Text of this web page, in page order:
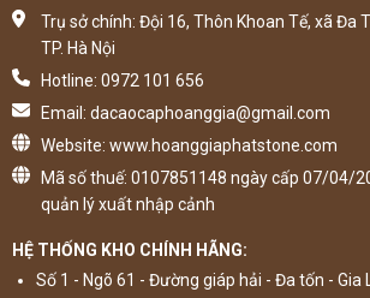
Trụ sở chính: Đội 16, Thôn Khoan Tế, xã Đa
TP. Hà Nội
Hotline: 0972 101 656
Email: dacaocaphoanggia@gmail.com
Website: www.hoanggiaphatstone.com
Mã số thuế: 0107851148 ngày cấp 07/04/
quản lý xuất nhập cảnh
HỆ THỐNG KHO CHÍNH HÃNG:
Số 1 - Ngõ 61 - Đường giáp hải - Đa tốn - Gia